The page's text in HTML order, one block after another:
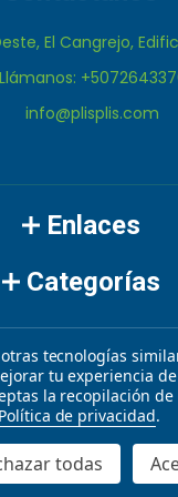
El Cangrejo,
Llámanos:
info@plisplis.com
Enlaces
Categorías
Marcas
©2026 plisplis.
tecnologías
tu experiencia
la recopilación
Política de privacidad.
todas